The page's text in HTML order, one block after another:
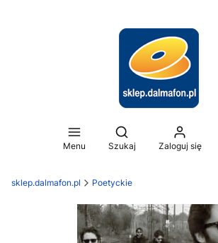
Menu
Otwórz wyszukiwarkę
Szukaj Zaloguj się
sklep.dalmafon.pl Poetyckie